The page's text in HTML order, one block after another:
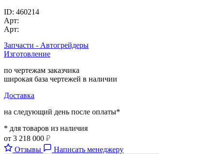
ID: 460214
Арт:
Арт:
Запчасти - Автогрейдеры
Изготовление
по чертежам заказчика
широкая база чертежей в наличии
Доставка
на следующий день после оплаты*
* для товаров из наличия
от 3 218 000 ₽
Отзывы
Написать менеджеру